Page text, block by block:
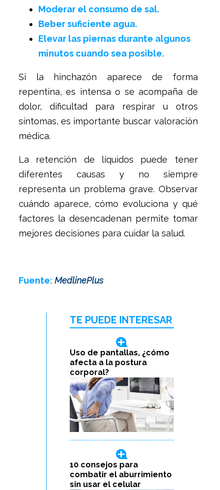
Moderar el consumo de sal.
Beber suficiente agua.
Elevar las piernas durante algunos
minutos cuando sea posible.
Si la hinchazón aparece de forma
repentina, es intensa o se acompaña de
dolor, dificultad para respirar u otros
síntomas, es importante buscar valoración
médica.
La retención de líquidos puede tener
diferentes causas y no siempre
representa un problema grave. Observar
cuándo aparece, cómo evoluciona y qué
factores la desencadenan permite tomar
mejores decisiones para cuidar la salud.
Fuente: MedlinePlus
TE PUEDE INTERESAR
Uso de pantallas, ¿cómo
afecta a la postura
corporal?
10 consejos para
combatir el aburrimiento
sin usar el celular